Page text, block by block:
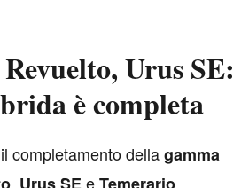
Urus SE:
è completa
completamento dellagamma
, e
,